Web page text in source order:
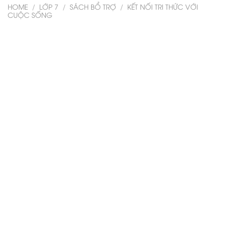
HOME / LỚP 7 / SÁCH BỔ TRỢ / KẾT NỐI TRI THỨC VỚI
CUỘC SỐNG